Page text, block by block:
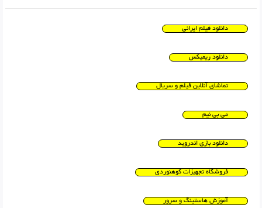
دانلود فیلم ایرانی
دانلود ریمیکس
تماشای آنلاین فیلم و سریال
می بی نیم
دانلود بازی اندروید
فروشگاه تجهیزات کوهنوردی
آموزش هاستینگ و سرور